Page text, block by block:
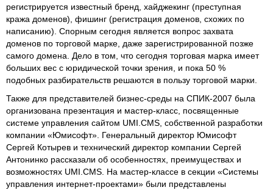
регистрируется известный бренд, хайджекинг (преступная
кража доменов), фишинг (регистрация доменов, схожих по
написанию). Спорным сегодня является вопрос захвата
доменов по торговой марке, даже зарегистрированной позже
самого домена. Дело в том, что сегодня торговая марка имеет
больших вес с юридической точки зрения, и пока 50 %
подобных разбирательств решаются в пользу торговой марки.
Также для представителей бизнес-среды на СПИК-2007 была
организована презентация и мастер-класс, посвященные
системе управления сайтом UMI.CMS, собственной разработки
компании «Юмисофт». Генеральный директор Юмисофт
Сергей Котырев и технический директор компании Сергей
Антонинко рассказали об особенностях, преимуществах и
возможностях UMI.CMS. На мастер-классе в секции «Системы
управления интернет-проектами» были представлены